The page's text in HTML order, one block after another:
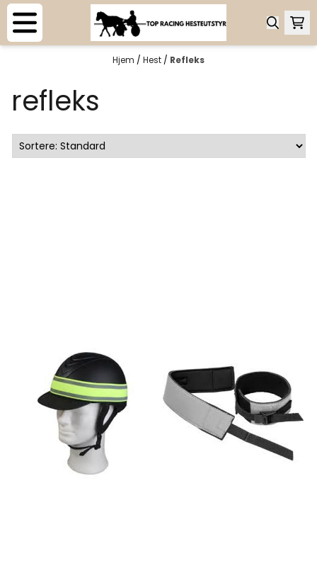
Hopp til innhold
Hjem / Hest / Refleks
refleks